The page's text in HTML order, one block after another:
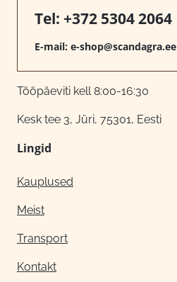
Tel: +372 5304 2064
E-mail: e-shop@scandagra.ee
Tööpäeviti kell 8:00-16:30
Kesk tee 3, Jüri, 75301, Eesti
Lingid
Kauplused
Meist
Transport
Kontakt